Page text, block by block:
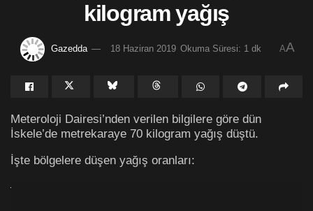
kilogram yağış
Gazedda 18 Haziran 2019 Okuma Süresi: 1 dk AA
Meteroloji Dairesi’nden verilen bilgilere göre dün
İskele’de metrekaraye 70 kilogram yağış düştü.
İşte bölgelere düşen yağış oranları: